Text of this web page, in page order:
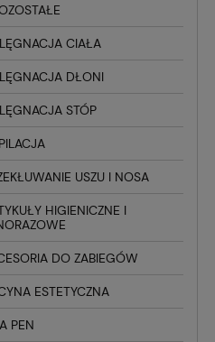
CIAŁA
DŁONI
STÓP
USZU I NOSA
HIGIENICZNE I
DO ZABIEGÓW
ESTETYCZNA
PEN